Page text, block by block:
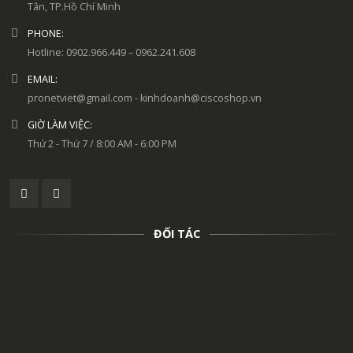
Tân, TP.Hồ Chí Minh
PHONE:
Hotline: 0902.966.449 – 0962.241.608
EMAIL:
pronetviet@gmail.com - kinhdoanh@ciscoshop.vn
GIỜ LÀM VIỆC:
Thứ 2 - Thứ 7 / 8:00 AM - 6:00 PM
ĐỐI TÁC